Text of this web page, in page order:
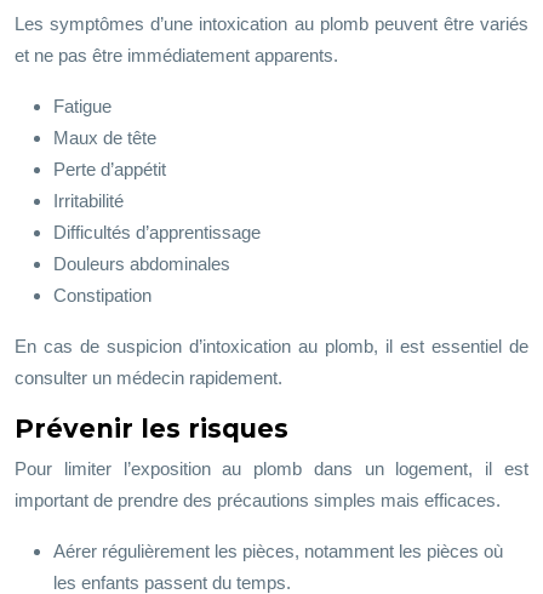
Les symptômes d’une intoxication au plomb peuvent être variés
et ne pas être immédiatement apparents.
Fatigue
Maux de tête
Perte d’appétit
Irritabilité
Difficultés d’apprentissage
Douleurs abdominales
Constipation
En cas de suspicion d’intoxication au plomb, il est essentiel de
consulter un médecin rapidement.
Prévenir les risques
Pour limiter l’exposition au plomb dans un logement, il est
important de prendre des précautions simples mais efficaces.
Aérer régulièrement les pièces, notamment les pièces où
les enfants passent du temps.